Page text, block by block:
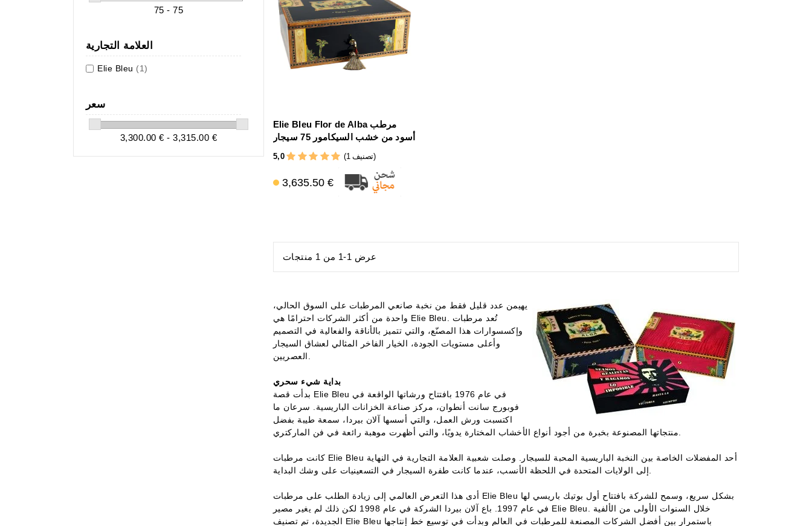
75 - 75
العلامة التجارية
Elie Bleu (1)
سعر
3,300.00 € - 3,315.00 €
Elie Bleu Flor de Alba مرطب
أسود من خشب السيكامور 75 سيجار
5,0 (1 تصنيف)
3,635.50 €
عرض 1-1 من 1 منتجات
يهيمن عدد قليل فقط من نخبة صانعي المرطبات على السوق الحالي،
واحدة من أكثر الشركات احترامًا هي Elie Bleu. تُعد مرطبات
وإكسسوارات هذا المصنّع، والتي تتميز بالأناقة والفعالية في التصميم
وأعلى مستويات الجودة، الخيار الفاخر المثالي لعشاق السيجار
العصريين.
بداية شيء سحري
بدأت قصة Elie Bleu في عام 1976 بافتتاح ورشاتها الواقعة في
فوبورج سانت أنطوان، مركز صناعة الخزانات الباريسية. سرعان ما
اكتسبت ورش العمل، والتي أسسها آلان بيردا، سمعة طيبة بفضل
منتجاتها المصنوعة بخبرة من أجود أنواع الأخشاب المختارة يدويًا، والتي أظهرت موهبة رائعة في فن الماركتري.
كانت مرطبات Elie Bleu أحد المفضلات الخاصة بين النخبة الباريسية المحبة للسيجار. وصلت شعبية العلامة التجارية في النهاية
إلى الولايات المتحدة في اللحظة الأنسب، عندما كانت طفرة السيجار في التسعينيات على وشك البداية.
أدى هذا التعرض العالمي إلى زيادة الطلب على مرطبات Elie Bleu بشكل سريع، وسمح للشركة بافتتاح أول بوتيك باريسي لها
في عام 1997. باع آلان بيردا الشركة في عام 1998 لكن ذلك لم يغير مصير Elie Bleu. خلال السنوات الأولى من الألفية
الجديدة، تم تصنيف Elie Bleu باستمرار بين أفضل الشركات المصنعة للمرطبات في العالم وبدأت في توسيع خط إنتاجها